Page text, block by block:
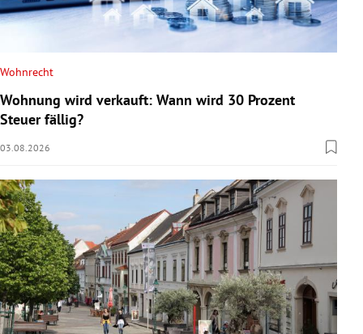
Wohnrecht
Wohnung wird verkauft: Wann wird 30 Prozent
Steuer fällig?
03.08.2026